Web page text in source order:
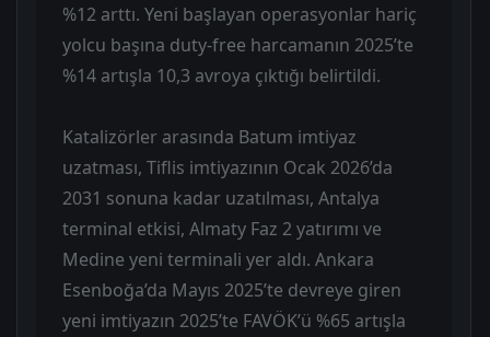
%12 arttı. Yeni başlayan operasyonlar hariç
yolcu başına duty-free harcamanın 2025’te
%14 artışla 10,3 avroya çıktığı belirtildi.
Katalizörler arasında Batum imtiyaz
uzatması, Tiflis imtiyazının Ocak 2026’da
2031 sonuna kadar uzatılması, Antalya
terminal etkisi, Almaty Faz 2 yatırımı ve
Medine yeni terminali yer aldı. Ankara
Esenboğa’da Mayıs 2025’te devreye giren
yeni imtiyazın 2025’te FAVÖK’ü %65 artışla